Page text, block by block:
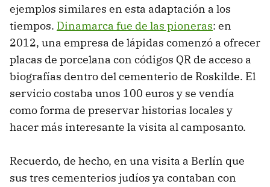
ejemplos similares en esta adaptación a los
tiempos. Dinamarca fue de las pioneras: en
2012, una empresa de lápidas comenzó a ofrecer
placas de porcelana con códigos QR de acceso a
biografías dentro del cementerio de Roskilde. El
servicio costaba unos 100 euros y se vendía
como forma de preservar historias locales y
hacer más interesante la visita al camposanto.
Recuerdo, de hecho, en una visita a Berlín que
sus tres cementerios judíos ya contaban con